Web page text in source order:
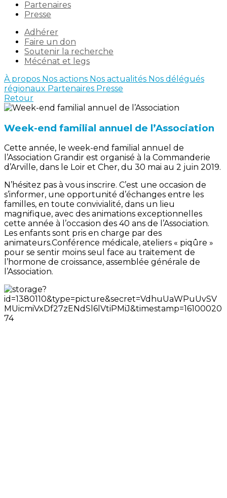
Partenaires
Presse
Adhérer
Faire un don
Soutenir la recherche
Mécénat et legs
À propos Nos actions Nos actualités Nos délégués
régionaux Partenaires Presse
Retour
Week-end familial annuel de l’Association
Cette année, le week-end familial annuel de
l’Association Grandir est organisé à la Commanderie
d’Arville, dans le Loir et Cher, du 30 mai au 2 juin 2019.
N’hésitez pas à vous inscrire. C’est une occasion de
s’informer, une opportunité d’échanges entre les
familles, en toute convivialité, dans un lieu
magnifique, avec des animations exceptionnelles
cette année à l’occasion des 40 ans de l’Association.
Les enfants sont pris en charge par des
animateurs.Conférence médicale, ateliers « piqûre »
pour se sentir moins seul face au traitement de
l’hormone de croissance, assemblée générale de
l’Association.